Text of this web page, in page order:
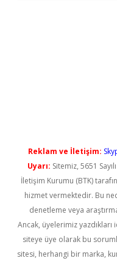
Reklam ve İletişim:
Uyarı: Sitemiz, 5651
İletişim Kurumu (BTK)
hizmet vermektedir. Bu
denetleme veya
Ancak, üyelerimiz
siteye üye olarak bu
sitesi, herhangi bir marka,